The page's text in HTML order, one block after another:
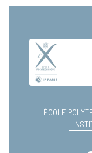
L'ÉCOLE